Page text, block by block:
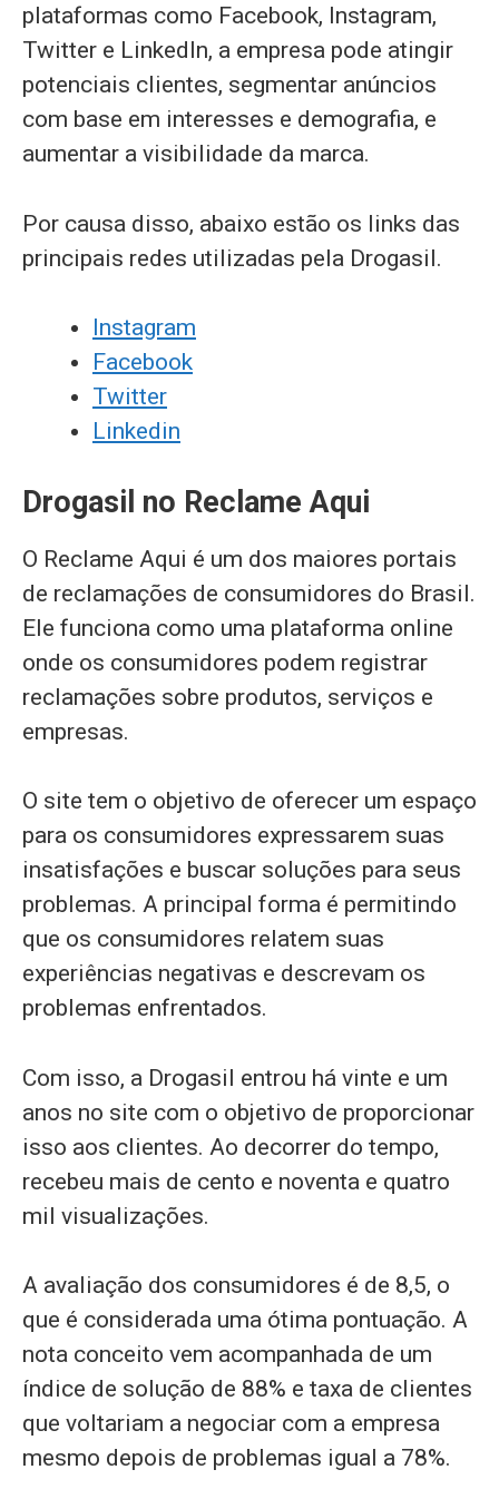
plataformas como Facebook, Instagram,
Twitter e LinkedIn, a empresa pode atingir
potenciais clientes, segmentar anúncios
com base em interesses e demografia, e
aumentar a visibilidade da marca.
Por causa disso, abaixo estão os links das
principais redes utilizadas pela Drogasil.
Instagram
Facebook
Twitter
Linkedin
Drogasil no Reclame Aqui
O Reclame Aqui é um dos maiores portais
de reclamações de consumidores do Brasil.
Ele funciona como uma plataforma online
onde os consumidores podem registrar
reclamações sobre produtos, serviços e
empresas.
O site tem o objetivo de oferecer um espaço
para os consumidores expressarem suas
insatisfações e buscar soluções para seus
problemas. A principal forma é permitindo
que os consumidores relatem suas
experiências negativas e descrevam os
problemas enfrentados.
Com isso, a Drogasil entrou há vinte e um
anos no site com o objetivo de proporcionar
isso aos clientes. Ao decorrer do tempo,
recebeu mais de cento e noventa e quatro
mil visualizações.
A avaliação dos consumidores é de 8,5, o
que é considerada uma ótima pontuação. A
nota conceito vem acompanhada de um
índice de solução de 88% e taxa de clientes
que voltariam a negociar com a empresa
mesmo depois de problemas igual a 78%.